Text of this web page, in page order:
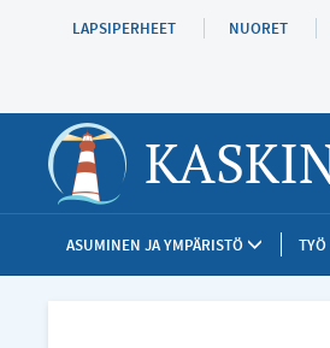
pääsisältöönLAPSIPERHEET NUORET
ASUMINEN JA YMPÄRISTÖ